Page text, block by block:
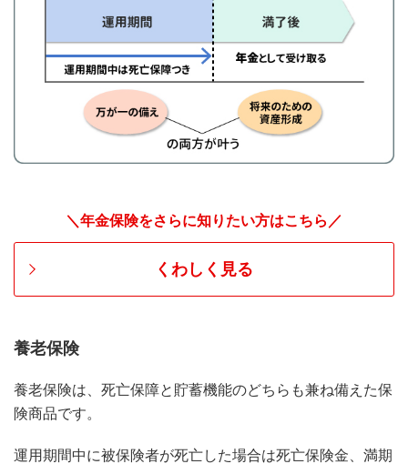
＼年金保険をさらに知りたい方はこちら／
くわしく見る
養老保険
養老保険は、死亡保障と貯蓄機能のどちらも兼ね備えた保
険商品です。
運用期間中に被保険者が死亡した場合は死亡保険金、満期